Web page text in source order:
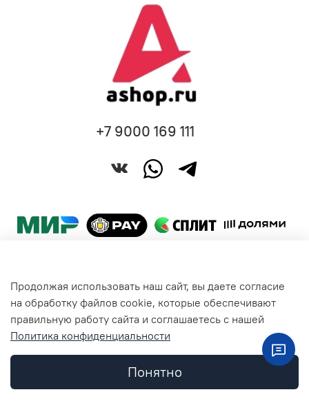
Покупателям
Общая информация
+7 9000 169 111
Продолжая использовать наш сайт, вы даете согласие
на обработку файлов cookie, которые обеспечивают
правильную работу сайта и соглашаетесь с нашей
Политика конфиденциальности
Понятно